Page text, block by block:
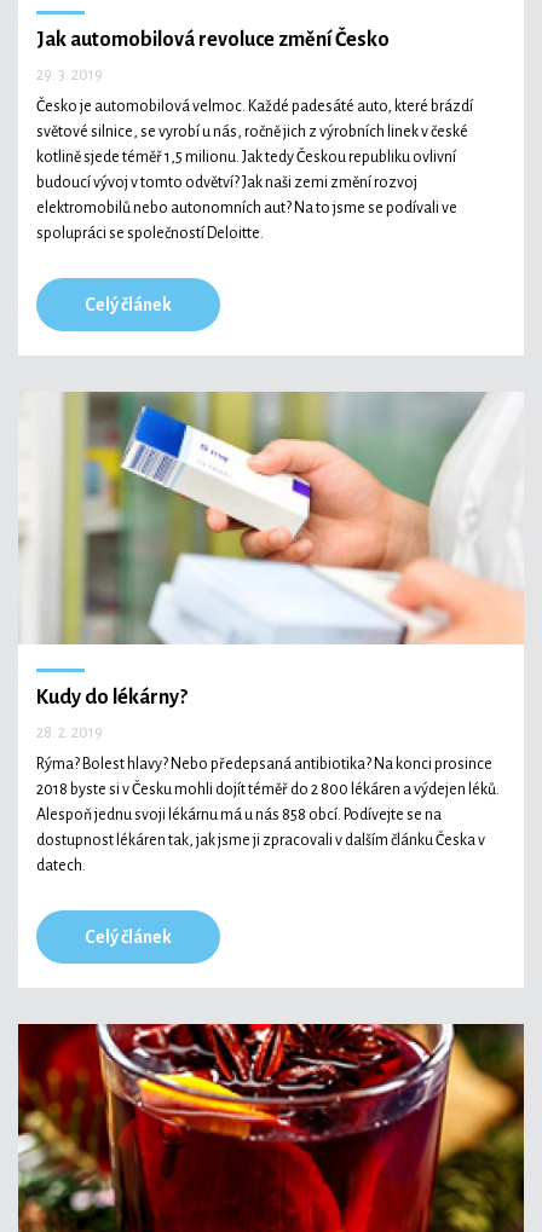
Jak automobilová revoluce změní Česko
29. 3. 2019
Česko je automobilová velmoc. Každé padesáté auto, které brázdí
světové silnice, se vyrobí u nás, ročně jich z výrobních linek v české
kotlině sjede téměř 1,5 milionu. Jak tedy Českou republiku ovlivní
budoucí vývoj v tomto odvětví? Jak naši zemi změní rozvoj
elektromobilů nebo autonomních aut? Na to jsme se podívali ve
spolupráci se společností Deloitte.
Celý článek
Kudy do lékárny?
28. 2. 2019
Rýma? Bolest hlavy? Nebo předepsaná antibiotika? Na konci prosince
2018 byste si v Česku mohli dojít téměř do 2 800 lékáren a výdejen léků.
Alespoň jednu svoji lékárnu má u nás 858 obcí. Podívejte se na
dostupnost lékáren tak, jak jsme ji zpracovali v dalším článku Česka v
datech.
Celý článek